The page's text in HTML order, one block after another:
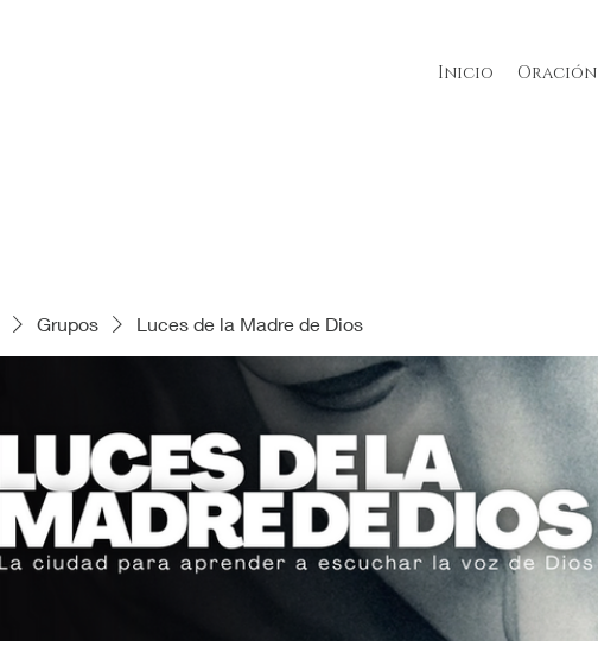
Inicio Oración
Grupos Luces de la Madre de Dios